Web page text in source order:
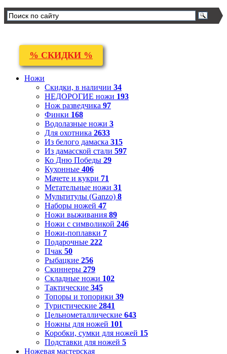
% СКИДКИ %
Ножи
Скидки, в наличии 34
НЕДОРОГИЕ ножи 193
Нож разведчика 97
Финки 168
Водолазные ножи 3
Для охотника 2633
Из белого дамаска 315
Из дамасской стали 597
Ко Дню Победы 29
Кухонные 406
Мачете и кукри 71
Метательные ножи 31
Мультитулы (Ganzo) 8
Наборы ножей 47
Ножи выживания 89
Ножи с символикой 246
Ножи-поплавки 7
Подарочные 222
Пчак 50
Рыбацкие 256
Скиннеры 279
Складные ножи 102
Тактические 345
Топоры и топорики 39
Туристические 2841
Цельнометаллические 643
Ножны для ножей 101
Коробки, сумки для ножей 15
Подставки для ножей 5
Ножевая мастерская